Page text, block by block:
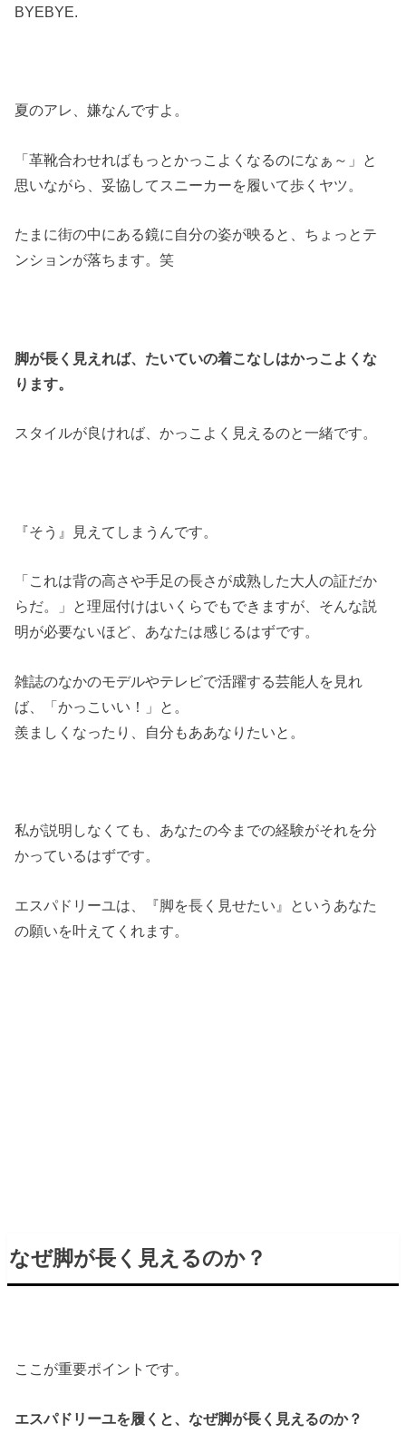
BYEBYE.
夏のアレ、嫌なんですよ。
「革靴合わせればもっとかっこよくなるのになぁ～」と
思いながら、妥協してスニーカーを履いて歩くヤツ。
たまに街の中にある鏡に自分の姿が映ると、ちょっとテ
ンションが落ちます。笑
脚が長く見えれば、たいていの着こなしはかっこよくな
ります。
スタイルが良ければ、かっこよく見えるのと一緒です。
『そう』見えてしまうんです。
「これは背の高さや手足の長さが成熟した大人の証だか
らだ。」と理屈付けはいくらでもできますが、そんな説
明が必要ないほど、あなたは感じるはずです。
雑誌のなかのモデルやテレビで活躍する芸能人を見れ
ば、「かっこいい！」と。
羨ましくなったり、自分もああなりたいと。
私が説明しなくても、あなたの今までの経験がそれを分
かっているはずです。
エスパドリーユは、『脚を長く見せたい』というあなた
の願いを叶えてくれます。
なぜ脚が長く見えるのか？
ここが重要ポイントです。
エスパドリーユを履くと、なぜ脚が長く見えるのか？